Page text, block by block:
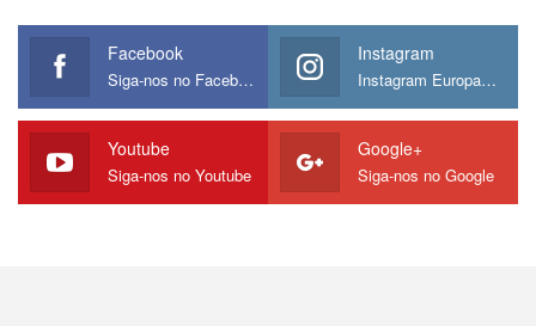
Facebook
Siga-nos no Facebook
Instagram
Instagram Europamos
Youtube
Siga-nos no Youtube
Google+
Siga-nos no Google